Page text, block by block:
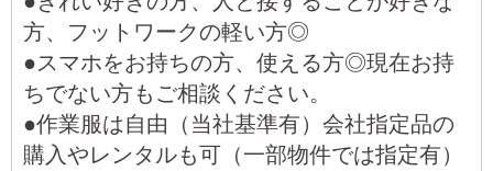
方、フットワークの軽い方◎
●スマホをお持ちの方、使える方◎現在お持
ちでない方もご相談ください。
●作業服は自由（当社基準有）会社指定品の
購入やレンタルも可（一部物件では指定有）